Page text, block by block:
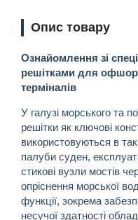
Опис товару
Ознайомлення зі
решітками для
терміналів
У галузі морського та
решітки як ключові
використовуються в
палуби суден,
стикові вузли мостів
опріснення морської
функції, зокрема
несучої здатності